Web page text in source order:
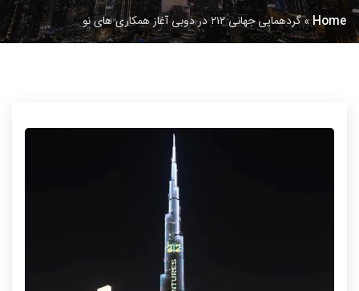
Home
»گردهمایی جهانی ۲۱۲ در دوبی آغاز همکاری‌ های نو